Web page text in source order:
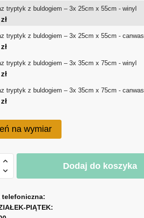
od
250 zł
tryptyk z buldogiem – 3x 25cm x 55cm - winyl
zł
tryptyk z buldogiem – 3x 25cm x 55cm - canwas
zł
tryptyk z buldogiem – 3x 35cm x 75cm - winyl
zł
tryptyk z buldogiem – 3x 35cm x 75cm - canwas
zł
na wymiar
Dodaj do koszyka
PIĄTEK: